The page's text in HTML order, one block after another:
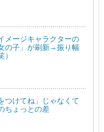
メージキャラクターの
の子」が刷新→振り幅
つけてね」じゃなくて
ちょっとの差